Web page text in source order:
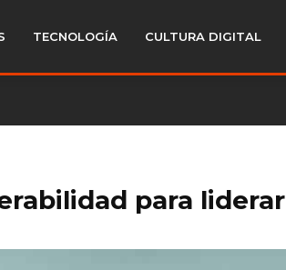
TECNOLOGÍA CULTURA DIGITAL
para liderar